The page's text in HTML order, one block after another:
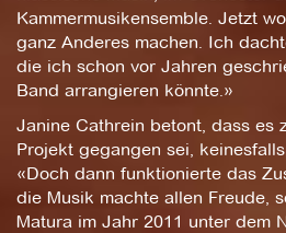
Kammermusikensemble. Jetzt
ganz Anderes machen. Ich
die ich schon vor Jahren
Band arrangieren könnte.»
Janine Cathrein betont, dass es
Projekt gegangen sei,
«Doch dann funktionierte das
die Musik machte allen Freude,
Matura im Jahr 2011 unter dem